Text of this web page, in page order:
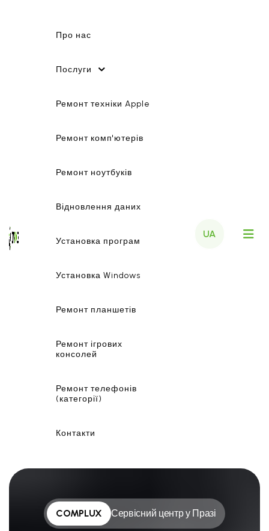
Про нас
Послуги
Ремонт техніки Apple
Ремонт комп'ютерів
Ремонт ноутбуків
Відновлення даних
Установка програм
Установка Windows
Ремонт планшетів
Ремонт ігрових
консолей
Ремонт телефонів
(категорії)
Контакти
UA
COMPLUX Сервісний центр у Празі